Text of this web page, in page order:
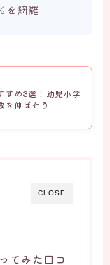
を網羅
すめ3選！幼児小学
を伸ばそう
CLOSE
てみた口コ